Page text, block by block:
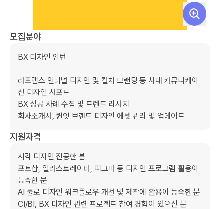
모집분야
BX 디자인 인턴
라포랩스 인터널 디자인 및 컬처 브랜딩 등 사내 커뮤니케이
션 디자인 서포트
BX 성공 사례 수집 및 트렌드 리서치
회사소개서, 퀸잇 브랜드 디자인 에셋 관리 및 업데이트
지원자격
시각 디자인 전공한 분
포토샵, 일러스트레이터, 피그마 등 디자인 프로그램 활용이
능숙한 분
AI 툴로 디자인 워크플로우 개선 및 제작에 활용이 능숙한 분
CI/BI, BX 디자인 관련 프로젝트 참여 경험이 있으신 분